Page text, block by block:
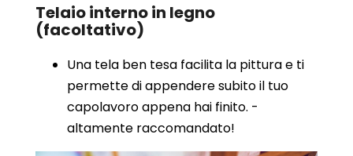
Telaio interno in legno
(facoltativo)
Una tela ben tesa facilita la pittura e ti
permette di appendere subito il tuo
capolavoro appena hai finito. -
altamente raccomandato!